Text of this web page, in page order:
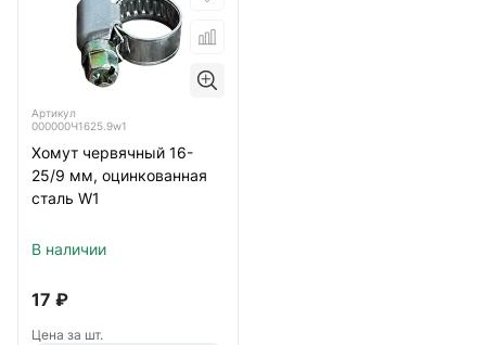
Артикул
000000Ч1625.9w1
Хомут червячный 16-
25/9 мм, оцинкованная
сталь W1
В наличии
17 ₽
Цена за шт.